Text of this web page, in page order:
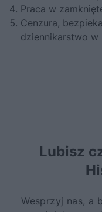
Praca w
Cenzura,
dziennikarstwo w